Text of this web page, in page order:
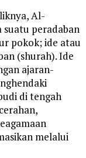
Al-
suatu peradaban
pokok; ide atau
(shurah). Ide
ajaran-
di tengah
melalui